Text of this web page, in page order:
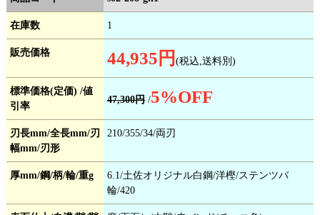
在庫数 1
販売価格 44,935円 (税込,送料別)
標準価格(定価) /値
引率
47,300円 /5%OFF
刃長mm/全長mm/刃
幅mm/刃形
210/355/34/両刃
厚mm/鋼/柄/輪/重g
6.1/土佐オリジナル白鋼/洋樫/ステンツバ
輪/420